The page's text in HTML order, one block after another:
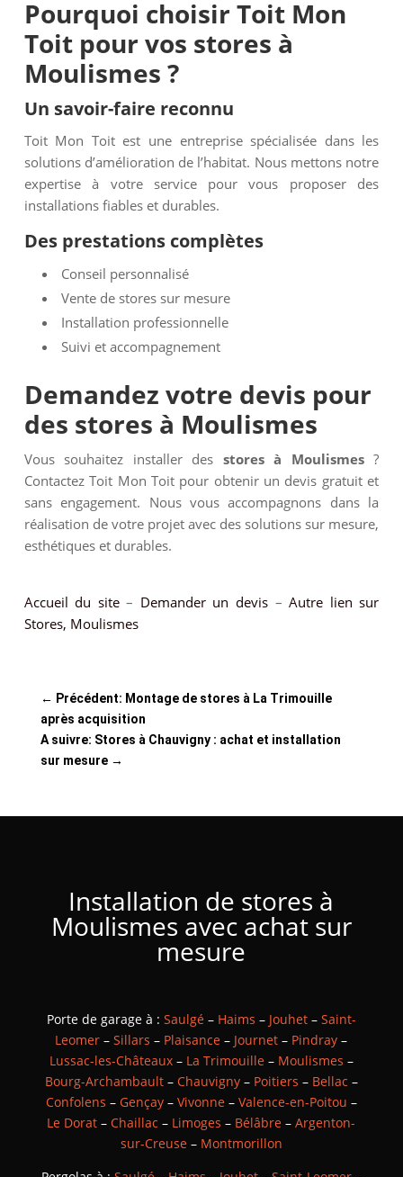
Pourquoi choisir Toit Mon
Toit pour vos stores à
Moulismes ?
Un savoir-faire reconnu
Toit Mon Toit est une entreprise spécialisée dans les
solutions d’amélioration de l’habitat. Nous mettons notre
expertise à votre service pour vous proposer des
installations fiables et durables.
Des prestations complètes
Conseil personnalisé
Vente de stores sur mesure
Installation professionnelle
Suivi et accompagnement
Demandez votre devis pour
des stores à Moulismes
Vous souhaitez installer des stores à Moulismes?
Contactez Toit Mon Toit pour obtenir un devis gratuit et
sans engagement. Nous vous accompagnons dans la
réalisation de votre projet avec des solutions sur mesure,
esthétiques et durables.
Accueil du site– Demander un devis –Autre lien sur
Stores, Moulismes
← Précédent: Montage de stores à La Trimouille
après acquisition
A suivre: Stores à Chauvigny : achat et installation
sur mesure→
Installation de stores à
Moulismes avec achat sur
mesure
Porte de garage à : Saulgé– Haims – Jouhet– Saint-
Leomer –Sillars – Plaisance – Journet – Pindray –
Lussac-les-Châteaux– La Trimouille– Moulismes –
Bourg-Archambault– Chauvigny– Poitiers – Bellac –
Confolens – Gençay– Vivonne– Valence-en-Poitou –
Le Dorat –Chaillac – Limoges – Bélâbre –Argenton-
sur-Creuse– Montmorillon